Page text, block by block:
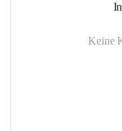
Keine